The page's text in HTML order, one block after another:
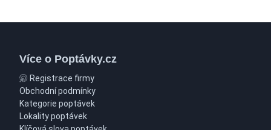
Více o Poptávky.cz
Registrace firmy
Obchodní podmínky
Kategorie poptávek
Lokality poptávek